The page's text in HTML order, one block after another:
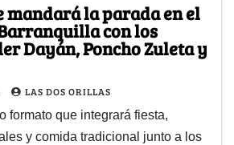
mandará la parada en el
con los
Dayán, Poncho Zuleta y
LAS DOS ORILLAS
formato que integrará fiesta,
y comida tradicional junto a los